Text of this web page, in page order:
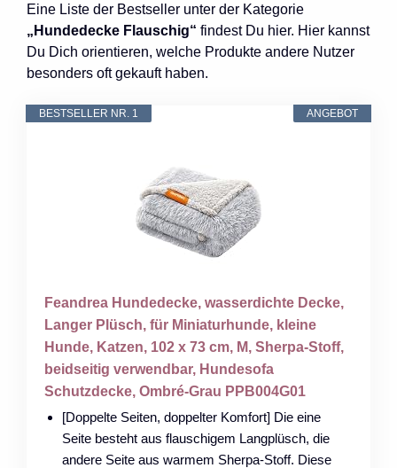
Eine Liste der Bestseller unter der Kategorie
„Hundedecke Flauschig“ findest Du hier. Hier kannst
Du Dich orientieren, welche Produkte andere Nutzer
besonders oft gekauft haben.
ANGEBOT
BESTSELLER NR. 1
Feandrea Hundedecke, wasserdichte Decke,
Langer Plüsch, für Miniaturhunde, kleine
Hunde, Katzen, 102 x 73 cm, M, Sherpa-Stoff,
beidseitig verwendbar, Hundesofa
Schutzdecke, Ombré-Grau PPB004G01
[Doppelte Seiten, doppelter Komfort] Die eine
Seite besteht aus flauschigem Langplüsch, die
andere Seite aus warmem Sherpa-Stoff. Diese